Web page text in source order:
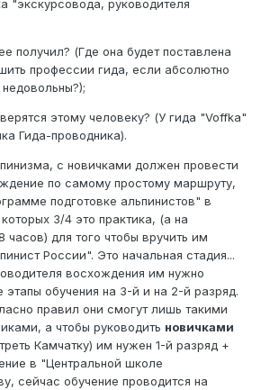
"экскурсовода, руководителя
получил? (Где она будет поставлена
профессии гида, если абсолютно
этому человеку? (У гида "Voffka"
Гида-проводника).
с новичками должен провести
по самому простому маршруту,
подготовке альпинистов" в
3/4 это практика, (а на
часов) для того чтобы вручить им
России". Это начальная стадия...
восхождения им нужно
обучения на 3-й и на 2-й разряд.
правил они смогут лишь такими
а чтобы руководить новичками
Камчатку) им нужен 1-й разряд +
в "Центральной школе
сейчас обучение проводится на